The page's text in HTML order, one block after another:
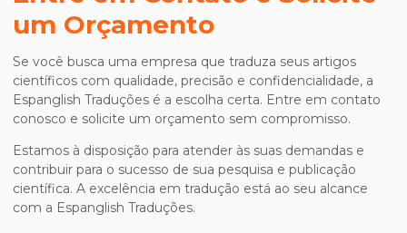
um Orçamento
Se você busca uma empresa que traduza seus artigos
científicos com qualidade, precisão e confidencialidade, a
Espanglish Traduções é a escolha certa. Entre em contato
conosco e solicite um orçamento sem compromisso.
Estamos à disposição para atender às suas demandas e
contribuir para o sucesso de sua pesquisa e publicação
científica. A excelência em tradução está ao seu alcance
com a Espanglish Traduções.